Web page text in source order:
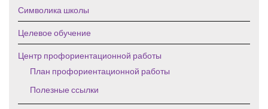
Символика школы
Целевое обучение
Центр профориентационной работы
План профориентационной работы
Полезные ссылки